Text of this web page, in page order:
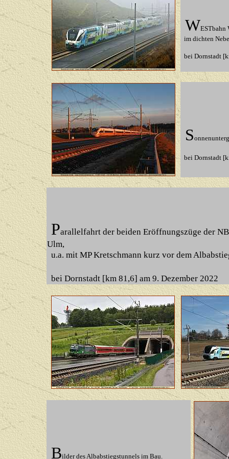
WESTbahn
im dichten
bei Dornstadt
S
bei Dornstadt
Parallelfahrt der beiden Eröffnungszüge der
Ulm,
u.a. mit MP Kretschmann kurz vor dem
bei Dornstadt [km 81,6] am 9. Dezember 2022
Bilder des Albabstiegstunnels im Bau.